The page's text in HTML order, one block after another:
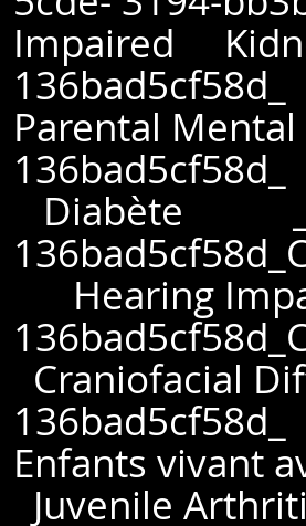
Impaired
Parental
Diabète
Hearing
Craniofacial
Enfants vivant
Juvenile